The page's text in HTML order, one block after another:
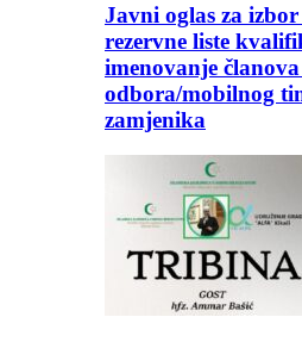
Javni oglas za
rezervne liste
imenovanje
odbora/mobilnog
zamjenika